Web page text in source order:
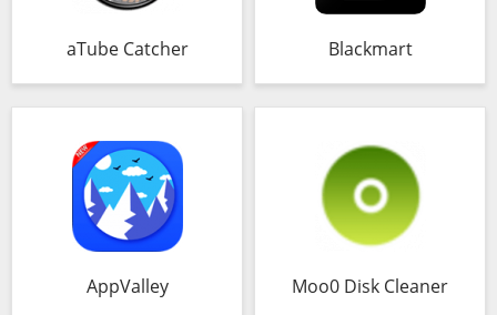
aTube Catcher Blackmart
AppValley Moo0 Disk Cleaner